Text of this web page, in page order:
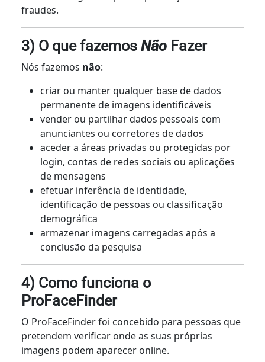
fraudes.
3) O que fazemos NãoFazer
Nós fazemos não:
criar ou manter qualquer base de dados
permanente de imagens identificáveis
vender ou partilhar dados pessoais com
anunciantes ou corretores de dados
aceder a áreas privadas ou protegidas por
login, contas de redes sociais ou aplicações
de mensagens
efetuar inferência de identidade,
identificação de pessoas ou classificação
demográfica
armazenar imagens carregadas após a
conclusão da pesquisa
4) Como funciona o
ProFaceFinder
O ProFaceFinder foi concebido para pessoas que
pretendem verificar onde as suas próprias
imagens podem aparecer online.